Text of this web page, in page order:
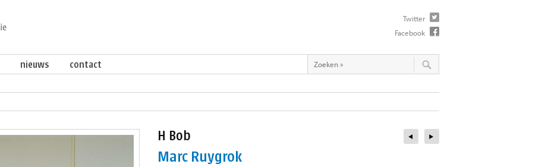
Twitter
Facebook
nieuws contact
H Bob
Marc Ruygrok